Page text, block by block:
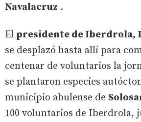
Navalacruz .
El presidente de Iberdrola,
se desplazó hasta allí para
centenar de voluntarios la
se plantaron especies
municipio abulense de
100 voluntarios de Iberdrola,